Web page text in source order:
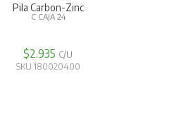
Pila Carbon-Zinc
C CAJA 24
$2.935 C/U
SKU 180020400